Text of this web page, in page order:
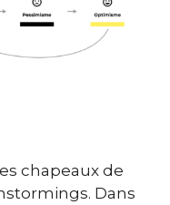
chapeaux de
Dans